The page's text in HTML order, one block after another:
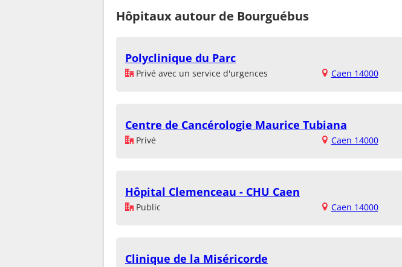
Hôpitaux autour de Bourguébus
Polyclinique du Parc
Privé avec un service d'urgences Caen 14000
Centre de Cancérologie Maurice Tubiana
Privé Caen 14000
Hôpital Clemenceau - CHU Caen
Public Caen 14000
Clinique de la Miséricorde